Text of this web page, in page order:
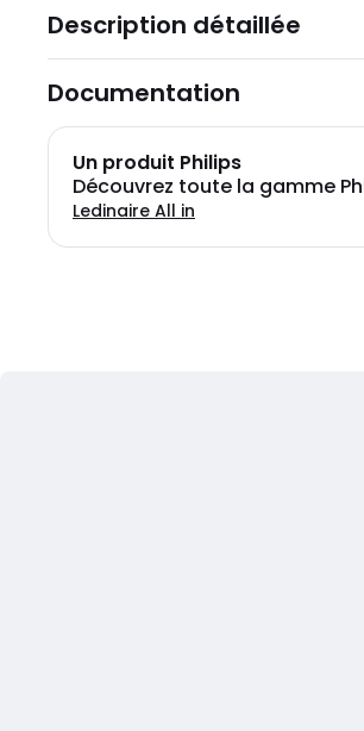
Description détaillée
Documentation
Un produit Philips
Découvrez toute la gamme
Ledinaire All in